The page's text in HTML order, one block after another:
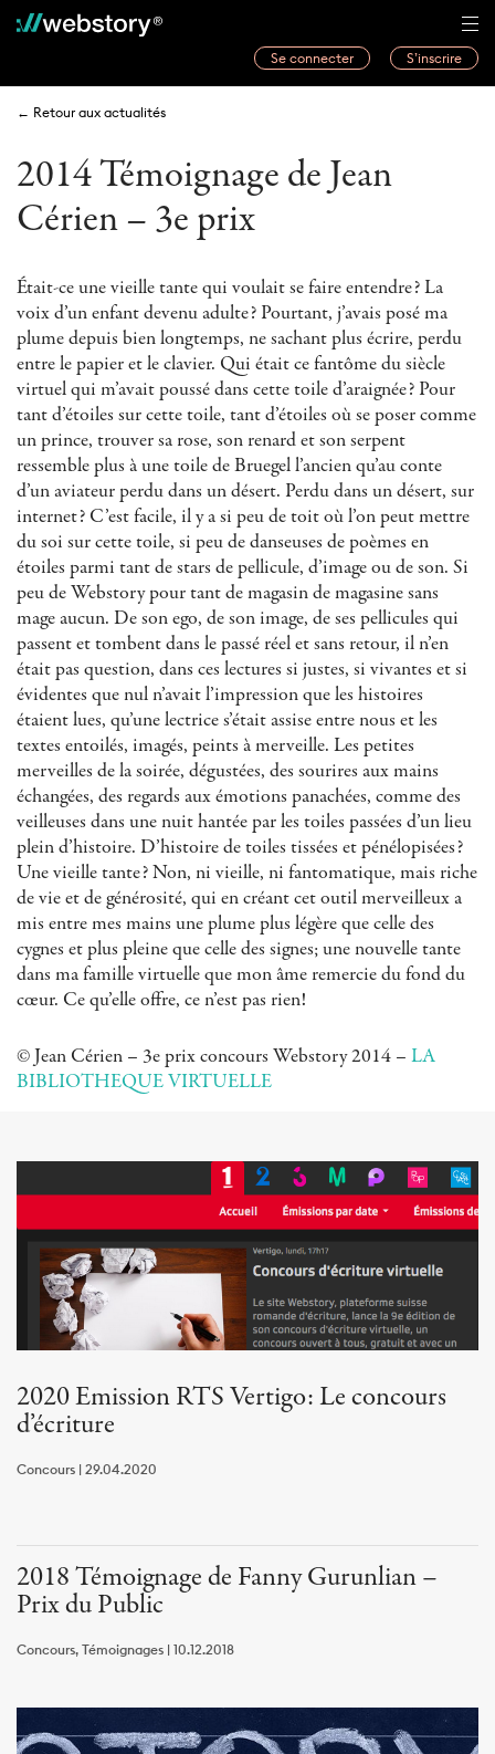
Se connecter S’inscrire
Concours
Actualités
← Retour aux actualités
2014 Témoignage de Jean
Cérien – 3e prix
Était-ce une vieille tante qui voulait se faire entendre? La
voix d’un enfant devenu adulte? Pourtant, j’avais posé ma
plume depuis bien longtemps, ne sachant plus écrire, perdu
entre le papier et le clavier. Qui était ce fantôme du siècle
virtuel qui m’avait poussé dans cette toile d’araignée? Pour
tant d’étoiles sur cette toile, tant d’étoiles où se poser comme
un prince, trouver sa rose, son renard et son serpent
ressemble plus à une toile de Bruegel l’ancien qu’au conte
d’un aviateur perdu dans un désert. Perdu dans un désert, sur
internet? C’est facile, il y a si peu de toit où l’on peut mettre
du soi sur cette toile, si peu de danseuses de poèmes en
étoiles parmi tant de stars de pellicule, d’image ou de son. Si
peu de Webstory pour tant de magasin de magasine sans
mage aucun. De son ego, de son image, de ses pellicules qui
passent et tombent dans le passé réel et sans retour, il n’en
était pas question, dans ces lectures si justes, si vivantes et si
évidentes que nul n’avait l’impression que les histoires
étaient lues, qu’une lectrice s’était assise entre nous et les
textes entoilés, imagés, peints à merveille. Les petites
merveilles de la soirée, dégustées, des sourires aux mains
échangées, des regards aux émotions panachées, comme des
veilleuses dans une nuit hantée par les toiles passées d’un lieu
plein d’histoire. D’histoire de toiles tissées et pénélopisées?
Une vieille tante? Non, ni vieille, ni fantomatique, mais riche
de vie et de générosité, qui en créant cet outil merveilleux a
mis entre mes mains une plume plus légère que celle des
cygnes et plus pleine que celle des signes; une nouvelle tante
dans ma famille virtuelle que mon âme remercie du fond du
cœur. Ce qu’elle offre, ce n’est pas rien!
© Jean Cérien – 3e prix concours Webstory 2014 – LA
BIBLIOTHEQUE VIRTUELLE
2020 Emission RTS Vertigo: Le concours
d’écriture
Concours | 29.04.2020
2018 Témoignage de Fanny Gurunlian –
Prix du Public
Concours, Témoignages | 10.12.2018